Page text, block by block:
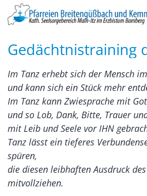
Zum Inhalt springen
Gedächtnistraining
Im Tanz erhebt sich der Mensch
und kann sich ein Stück mehr
Im Tanz kann Zwiesprache mit
und so Lob, Dank, Bitte, Trauer
mit Leib und Seele vor IHN
Tanz lässt ein tieferes
spüren,
die diesen leibhaften Ausdruck
mitvollziehen.